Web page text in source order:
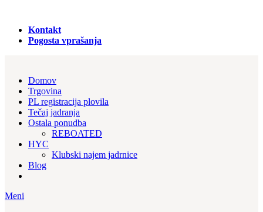
Kontakt
Pogosta vprašanja
Domov
Trgovina
PL registracija plovila
Tečaj jadranja
Ostala ponudba
REBOATED
HYC
Klubski najem jadrnice
Blog
Meni